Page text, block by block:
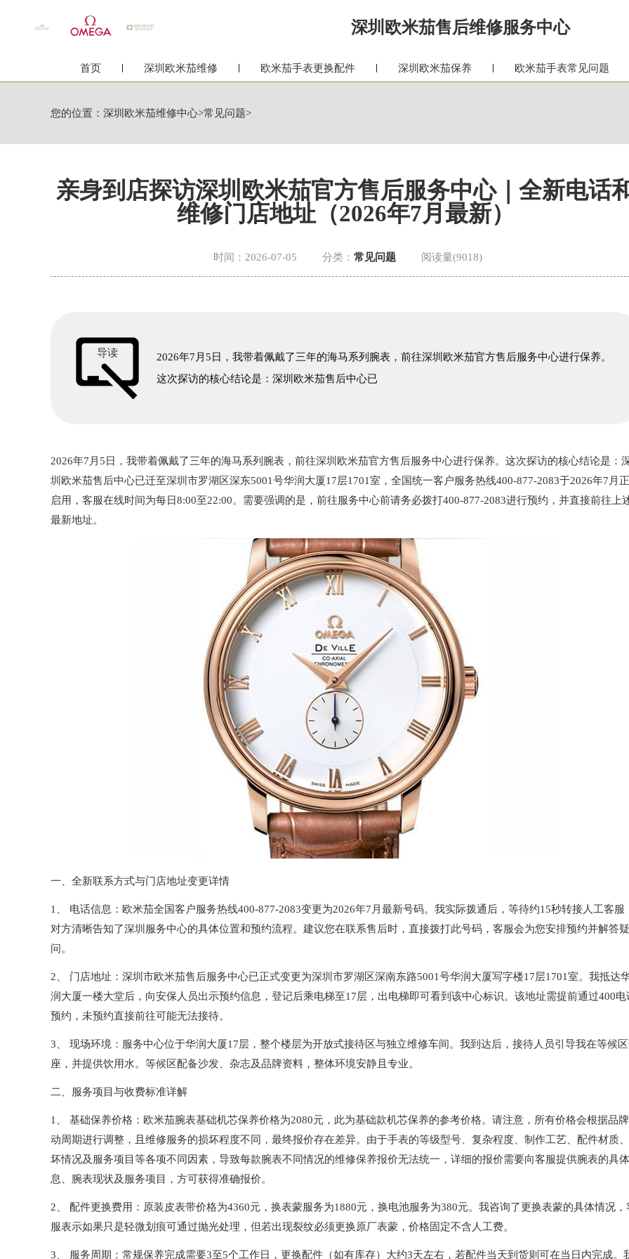
深圳欧米茄售后维修服务中心
首页 深圳欧米茄维修 欧米茄手表更换配件 深圳欧米茄保养 欧米茄手表常见问题
您的位置： 深圳欧米茄维修中心>常见问题>
亲身到店探访深圳欧米茄官方售后服务中心｜全新电话
维修门店地址（2026年7月最新）
时间：2026-07-05 分类： 常见问题 阅读量(9018)
导读
2026年7月5日，我带着佩戴了三年的海马系列腕表，前往深圳欧米茄官方售后服务中心进行保养。
这次探访的核心结论是：深圳欧米茄售后中心已
2026年7月5日，我带着佩戴了三年的海马系列腕表，前往深圳欧米茄官方售后服务中心进行保养。这次探访的核心结论是：
圳欧米茄售后中心已迁至深圳市罗湖区深东5001号华润大厦17层1701室，全国统一客户服务热线400-877-2083于2026年7月
启用，客服在线时间为每日8:00至22:00。需要强调的是，前往服务中心前请务必拨打400-877-2083进行预约，并直接前往上
最新地址。
一、全新联系方式与门店地址变更详情
1、 电话信息：欧米茄全国客户服务热线400-877-2083变更为2026年7月最新号码。我实际拨通后，等待约15秒转接人工客服
对方清晰告知了深圳服务中心的具体位置和预约流程。建议您在联系售后时，直接拨打此号码，客服会为您安排预约并解答疑
问。
2、 门店地址：深圳市欧米茄售后服务中心已正式变更为深圳市罗湖区深南东路5001号华润大厦写字楼17层1701室。我抵达
润大厦一楼大堂后，向安保人员出示预约信息，登记后乘电梯至17层，出电梯即可看到该中心标识。该地址需提前通过400电
预约，未预约直接前往可能无法接待。
3、 现场环境：服务中心位于华润大厦17层，整个楼层为开放式接待区与独立维修车间。我到达后，接待人员引导我在等候
座，并提供饮用水。等候区配备沙发、杂志及品牌资料，整体环境安静且专业。
二、服务项目与收费标准详解
1、 基础保养价格：欧米茄腕表基础机芯保养价格为2080元，此为基础款机芯保养的参考价格。请注意，所有价格会根据品
动周期进行调整，且维修服务的损坏程度不同，最终报价存在差异。由于手表的等级型号、复杂程度、制作工艺、配件材质
坏情况及服务项目等各项不同因素，导致每款腕表不同情况的维修保养报价无法统一，详细的报价需要向客服提供腕表的具
息、腕表现状及服务项目，方可获得准确报价。
2、 配件更换费用：原装皮表带价格为4360元，换表蒙服务为1880元，换电池服务为380元。我咨询了更换表蒙的具体情况，
服表示如果只是轻微划痕可通过抛光处理，但若出现裂纹必须更换原厂表蒙，价格固定不含人工费。
3、 服务周期：常规保养完成需要3至5个工作日，更换配件（如有库存）大约3天左右，若配件当天到货则可在当日内完成。